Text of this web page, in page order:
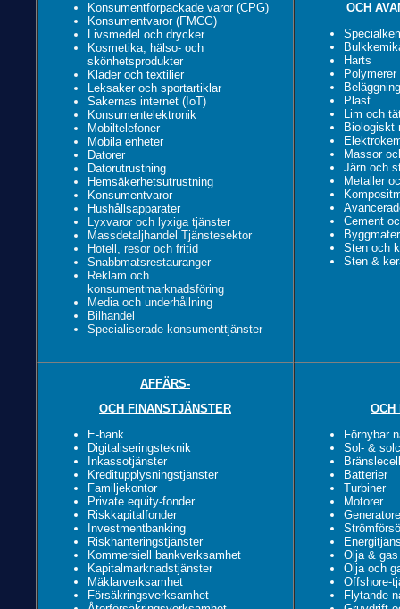
Konsumentförpackade varor (CPG)
Konsumentvaror (FMCG)
Livsmedel och drycker
Kosmetika, hälso- och
skönhetsprodukter
Kläder och textilier
Leksaker och sportartiklar
Sakernas internet (IoT)
Konsumentelektronik
Mobiltelefoner
Mobila enheter
Datorer
Datorutrustning
Hemsäkerhetsutrustning
Konsumentvaror
Hushållsapparater
Lyxvaror och lyxiga tjänster
Massdetaljhandel Tjänstesektor
Hotell, resor och fritid
Snabbmatsrestauranger
Reklam och
konsumentmarknadsföring
Media och underhållning
Bilhandel
Specialiserade konsumenttjänster
OCH
Harts
Polymerer
Plast
Lim och
Biologiskt
Massor
Järn och
Metaller
Cement
Sten och
Sten &
AFFÄRS-
OCH FINANSTJÄNSTER
E-bank
Digitaliseringsteknik
Inkassotjänster
Kreditupplysningstjänster
Familjekontor
Private equity-fonder
Riskkapitalfonder
Investmentbanking
Riskhanteringstjänster
Kommersiell bankverksamhet
Kapitalmarknadstjänster
Mäklarverksamhet
Försäkringsverksamhet
OCH
Förnybar
Sol- &
Batterier
Turbiner
Motorer
Olja &
Olja och
Offshore-
Flytande